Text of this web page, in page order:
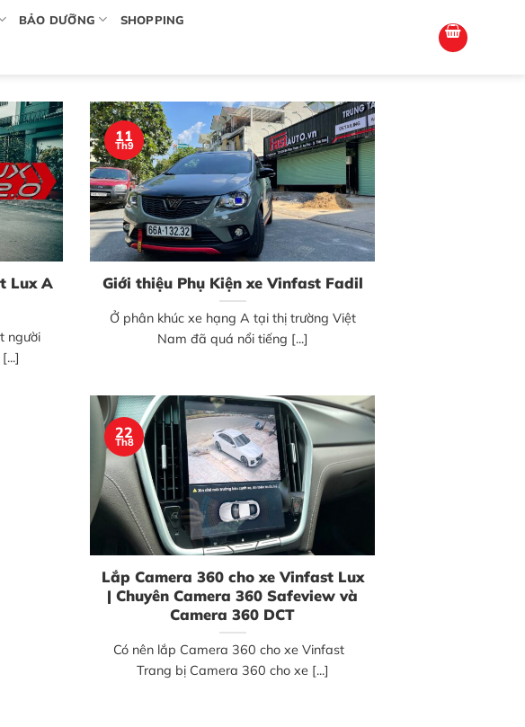
BẢO DƯỠNG SHOPPING
Lux A
người
Giới thiệu Phụ Kiện xe Vinfast Fadil
Ở phân khúc xe hạng A tại thị trường Việt
Nam đã quá nổi tiếng [...]
11
Th9
Lắp Camera 360 cho xe Vinfast Lux
| Chuyên Camera 360 Safeview và
Camera 360 DCT
Có nên lắp Camera 360 cho xe Vinfast
Trang bị Camera 360 cho xe [...]
22
Th8